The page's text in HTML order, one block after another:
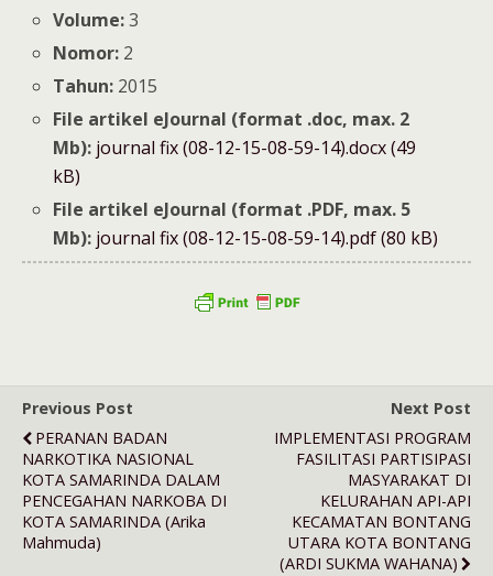
Volume:3
Nomor: 2
Tahun: 2015
File artikel eJournal (format .doc, max. 2
Mb): journal fix (08-12-15-08-59-14).docx (49
kB)
File artikel eJournal (format .PDF, max. 5
Mb): journal fix (08-12-15-08-59-14).pdf (80 kB)
Previous Post
PERANAN BADAN
NARKOTIKA NASIONAL
KOTA SAMARINDA DALAM
PENCEGAHAN NARKOBA DI
KOTA SAMARINDA (Arika
Mahmuda)
Next Post
IMPLEMENTASI PROGRAM
FASILITASI PARTISIPASI
MASYARAKAT DI
KELURAHAN API-API
KECAMATAN BONTANG
UTARA KOTA BONTANG
(ARDI SUKMA WAHANA)